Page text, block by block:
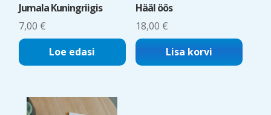
Jumala Kuningriigis
7,00 €
Loe edasi
Hääl öös
18,00 €
Lisa korvi